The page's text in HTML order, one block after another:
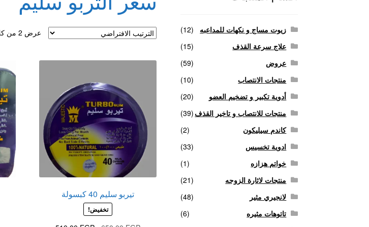
منتجات للانتصاب و تاخير القذف
عرض ⁦2⁩ من كل النتائج
تيربو سليم 40 كبسولة
تخفيض!
زيوت مساج و نكهات للمداعبه
(12)
علاج سرعة القذف
(15)
عروض
(59)
منتجات الانتصاب
(10)
أدوية تكبير و تضخيم العضو
(20)
منتجات للانتصاب و تاخير القذف (39)
كاندم سيليكون
(2)
ادوية تخسيس
(33)
خواتم هزازه
(1)
منتجات لاثارة الزوجه
(21)
لانجيري مثير
(48)
تاتوهات مثيره
(6)